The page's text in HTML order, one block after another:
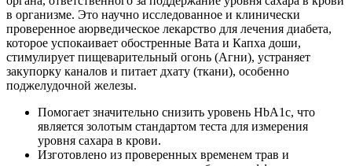
в организме. Это научно исследованное и клинически
проверенное аюрведическое лекарство для лечения диабета,
которое успокаивает обостренные Вата и Капха доши,
стимулирует пищеварительный огонь (Агни), устраняет
закупорку каналов и питает дхату (ткани), особенно
поджелудочной железы.
Помогает значительно снизить уровень HbA1c, что
является золотым стандартом теста для измерения
уровня сахара в крови.
Изготовлено из проверенных временем трав и